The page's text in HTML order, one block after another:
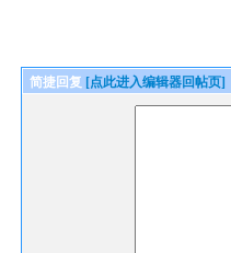
简捷回复 [点此进入编辑器回帖页]